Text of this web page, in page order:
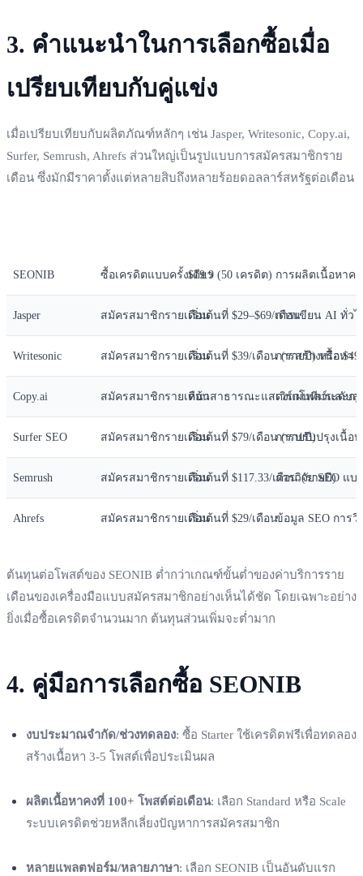
3. คำแนะนำในการเลือกซื้อเมื่อ
เปรียบเทียบกับคู่แข่ง
เมื่อเปรียบเทียบกับผลิตภัณฑ์หลักๆ เช่น Jasper, Writesonic, Copy.ai,
Surfer, Semrush, Ahrefs ส่วนใหญ่เป็นรูปแบบการสมัครสมาชิกราย
เดือน ซึ่งมักมีราคาตั้งแต่หลายสิบถึงหลายร้อยดอลลาร์สหรัฐต่อเดือน
SEONIB ซื้อเครดิตแบบครั้งเดียว$19.9 (50 เครดิต) การผลิตเนื้อหาค
Jasper สมัครสมาชิกรายเดือนเริ่มต้นที่ $29–$69/เดือนการเขียน AI ทั่ว
Writesonic สมัครสมาชิกรายเดือนเริ่มต้นที่ $39/เดือน (รายปี) หรือ
การสร้างเนื้อหา
Copy.ai สมัครสมาชิกรายเดือนหน้าสาธารณะแสดงแผนทีมระดับสู
เวิร์กโฟลว์และก
Surfer SEO สมัครสมาชิกรายเดือนเริ่มต้นที่ $79/เดือน (รายปี)การปรับปรุงเนื้อ
Semrush สมัครสมาชิกรายเดือนเริ่มต้นที่ $117.33/เดือน (รายปี)
การวิจัย SEO แ
Ahrefs สมัครสมาชิกรายเดือนเริ่มต้นที่ $29/เดือนข้อมูล SEO การวิ
ต้นทุนต่อโพสต์ของ SEONIB ต่ำกว่าเกณฑ์ขั้นต่ำของค่าบริการราย
เดือนของเครื่องมือแบบสมัครสมาชิกอย่างเห็นได้ชัด โดยเฉพาะอย่าง
ยิ่งเมื่อซื้อเครดิตจำนวนมาก ต้นทุนส่วนเพิ่มจะต่ำมาก
4. คู่มือการเลือกซื้อ SEONIB
งบประมาณจำกัด/ช่วงทดลอง: ซื้อ Starter ใช้เครดิตฟรีเพื่อทดลอง
สร้างเนื้อหา 3-5 โพสต์เพื่อประเมินผล
ผลิตเนื้อหาคงที่ 100+ โพสต์ต่อเดือน: เลือก Standard หรือ Scale
ระบบเครดิตช่วยหลีกเลี่ยงปัญหาการสมัครสมาชิก
หลายแพลตฟอร์ม/หลายภาษา: เลือก SEONIB เป็นอันดับแรก